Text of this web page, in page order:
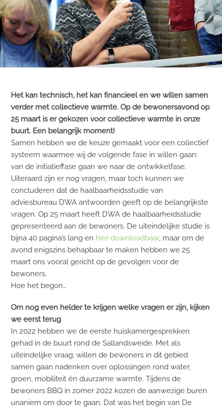
Het kan technisch, het kan financieel en we willen samen
verder met collectieve warmte. Op de bewonersavond op
25 maart is er gekozen voor collectieve warmte in onze
buurt. Een belangrijk moment!
Samen hebben we de keuze gemaakt voor een collectief
systeem waarmee wij de volgende fase in willen gaan:
van de initiatieffase gaan we naar de ontwikkelfase.
Uiteraard zijn er nog vragen, maar toch kunnen we
concluderen dat de haalbaarheidsstudie van
adviesbureau DWA antwoorden geeft op de belangrijkste
vragen. Op 25 maart heeft DWA de haalbaarheidsstudie
gepresenteerd aan de bewoners. De uiteindelijke studie is
bijna 40 pagina’s lang en hier downloadbaar, maar om de
avond enigszins behapbaar te maken hebben we 25
maart ons vooral gericht op de gevolgen voor de
bewoners.
Hoe het begon…
Om nog even helder te krijgen welke vragen er zijn, kijken
we eerst terug
In 2022 hebben we de eerste huiskamergesprekken
gehad in de buurt rond de Sallandsweide. Met als
uiteindelijke vraag: willen de bewoners in dit gebied
samen gaan nadenken over oplossingen rond water,
groen, mobiliteit én duurzame warmte. Tijdens de
bewoners BBQ in zomer 2022 kozen de aanwezige buren
unaniem om door te gaan. Dat was het begin van De